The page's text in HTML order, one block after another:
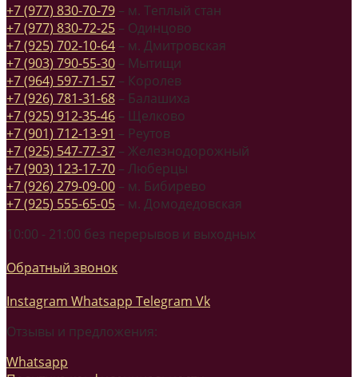
+7 (977) 830-70-79 – м. Теплый стан
+7 (977) 830-72-25 – Одинцово
+7 (925) 702-10-64 – м. Дмитровская
+7 (903) 790-55-30 – Мытищи
+7 (964) 597-71-57 – Королев
+7 (926) 781-31-68 – Балашиха
+7 (925) 912-35-46 – Щелково
+7 (901) 712-13-91 – Реутов
+7 (925) 547-77-37 – Железнодорожный
+7 (903) 123-17-70 – Люберцы
+7 (926) 279-09-00 – м. Бибирево
+7 (925) 555-65-05 – м. Домодедовская
10:00 - 21:00 без перерывов и выходных
Обратный звонок
Instagram Whatsapp Telegram Vk
Отзывы и предложения:
Whatsapp